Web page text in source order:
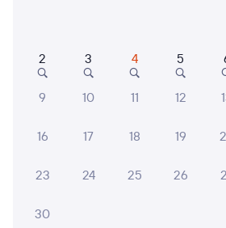
6 причин купить ж/д
Подробные ответы на вопросы
2 3 4 5
9 10 11 12
16 17 18 19
23 24 25 26
30